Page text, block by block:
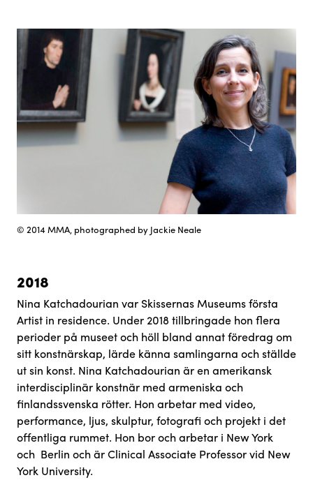
© 2014 MMA, photographed by Jackie Neale
2018
Nina Katchadourian var Skissernas Museums första
Artist in residence. Under 2018 tillbringade hon flera
perioder på museet och höll bland annat föredrag om
sitt konstnärskap, lärde känna samlingarna och ställde
ut sin konst. Nina Katchadourian är en amerikansk
interdisciplinär konstnär med armeniska och
finlandssvenska rötter. Hon arbetar med video,
performance, ljus, skulptur, fotografi och projekt i det
offentliga rummet. Hon bor och arbetar i New York
och Berlin och är Clinical Associate Professor vid New
York University.